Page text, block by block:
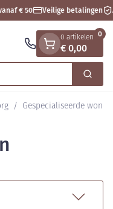
€ 50 Veilige betalingen
Zoek
0 artikelen
€ 0,00
0
/ Gespecialiseerde